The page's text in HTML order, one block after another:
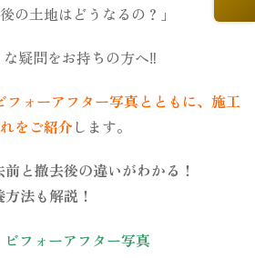
の土地はどうなるの？」
な疑問をお持ちの方へ‼️
フォーアフター写真とともに、施工
をご紹介します。
と撤去後の違いがわかる！
法も解説！
フォーアフター写真